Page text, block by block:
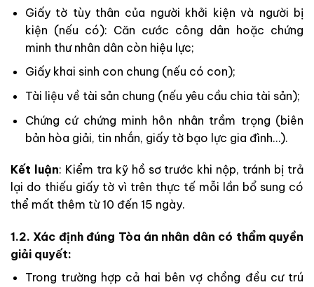
Giấy tờ tùy thân của người khởi kiện và người bị
kiện (nếu có): Căn cước công dân hoặc chứng
minh thư nhân dân còn hiệu lực;
Giấy khai sinh con chung (nếu có con);
Tài liệu về tài sản chung (nếu yêu cầu chia tài sản);
Chứng cứ chứng minh hôn nhân trầm trọng (biên
bản hòa giải, tin nhắn, giấy tờ bạo lực gia đình…).
Kết luận: Kiểm tra kỹ hồ sơ trước khi nộp, tránh bị trả
lại do thiếu giấy tờ vì trên thực tế mỗi lần bổ sung có
thể mất thêm từ 10 đến 15 ngày.
1.2. Xác định đúng Tòa án nhân dân có thẩm quyền
giải quyết:
Trong trường hợp cả hai bên vợ chồng đều cư trú